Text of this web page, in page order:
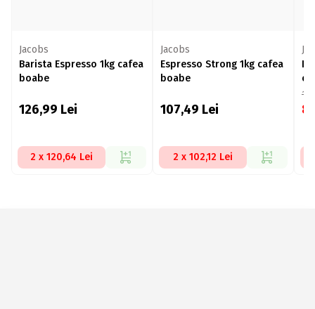
Jacobs
Barista Espresso 1kg cafea
boabe
126,99 Lei
2 x 120,64 Lei
Jacobs
Espresso Strong 1kg cafea
boabe
107,49 Lei
2 x 102,12 Lei